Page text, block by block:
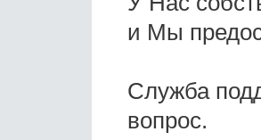
и Мы
Служба
вопрос.